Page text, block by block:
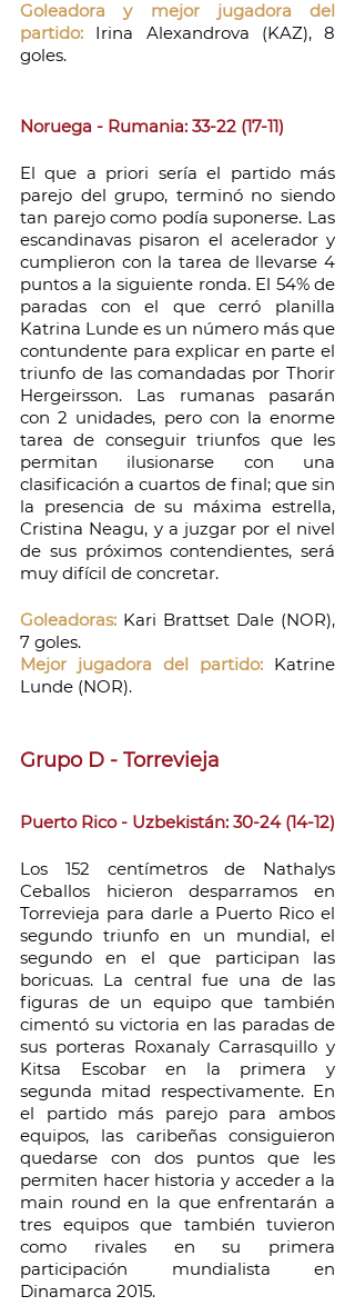
Goleadora y mejor jugadora del
partido:
Irina Alexandrova (KAZ), 8
goles.
Noruega - Rumania: 33-22 (17-11)
El que a priori sería el partido más
parejo del grupo, terminó no siendo
tan parejo como podía suponerse. Las
escandinavas pisaron el acelerador y
cumplieron con la tarea de llevarse 4
puntos a la siguiente ronda. El 54% de
paradas con el que cerró planilla
Katrina Lunde es un número más que
contundente para explicar en parte el
triunfo de las comandadas por Thorir
Hergeirsson. Las rumanas pasarán
con 2 unidades, pero con la enorme
tarea de conseguir triunfos que les
permitan ilusionarse con una
clasificación a cuartos de final; que sin
la presencia de su máxima estrella,
Cristina Neagu, y a juzgar por el nivel
de sus próximos contendientes, será
muy difícil de concretar.
Goleadoras: Kari Brattset Dale (NOR),
7 goles.
Mejor jugadora del partido: Katrine
Lunde (NOR).
Grupo D - Torrevieja
Puerto Rico - Uzbekistán: 30-24 (14-12)
Los 152 centímetros de Nathalys
Ceballos hicieron desparramos en
Torrevieja para darle a Puerto Rico el
segundo triunfo en un mundial, el
segundo en el que participan las
boricuas. La central fue una de las
figuras de un equipo que también
cimentó su victoria en las paradas de
sus porteras Roxanaly Carrasquillo y
Kitsa Escobar en la primera y
segunda mitad respectivamente. En
el partido más parejo para ambos
equipos, las caribeñas consiguieron
quedarse con dos puntos que les
permiten hacer historia y acceder a la
main round en la que enfrentarán a
tres equipos que también tuvieron
como rivales en su primera
participación mundialista en
Dinamarca 2015.